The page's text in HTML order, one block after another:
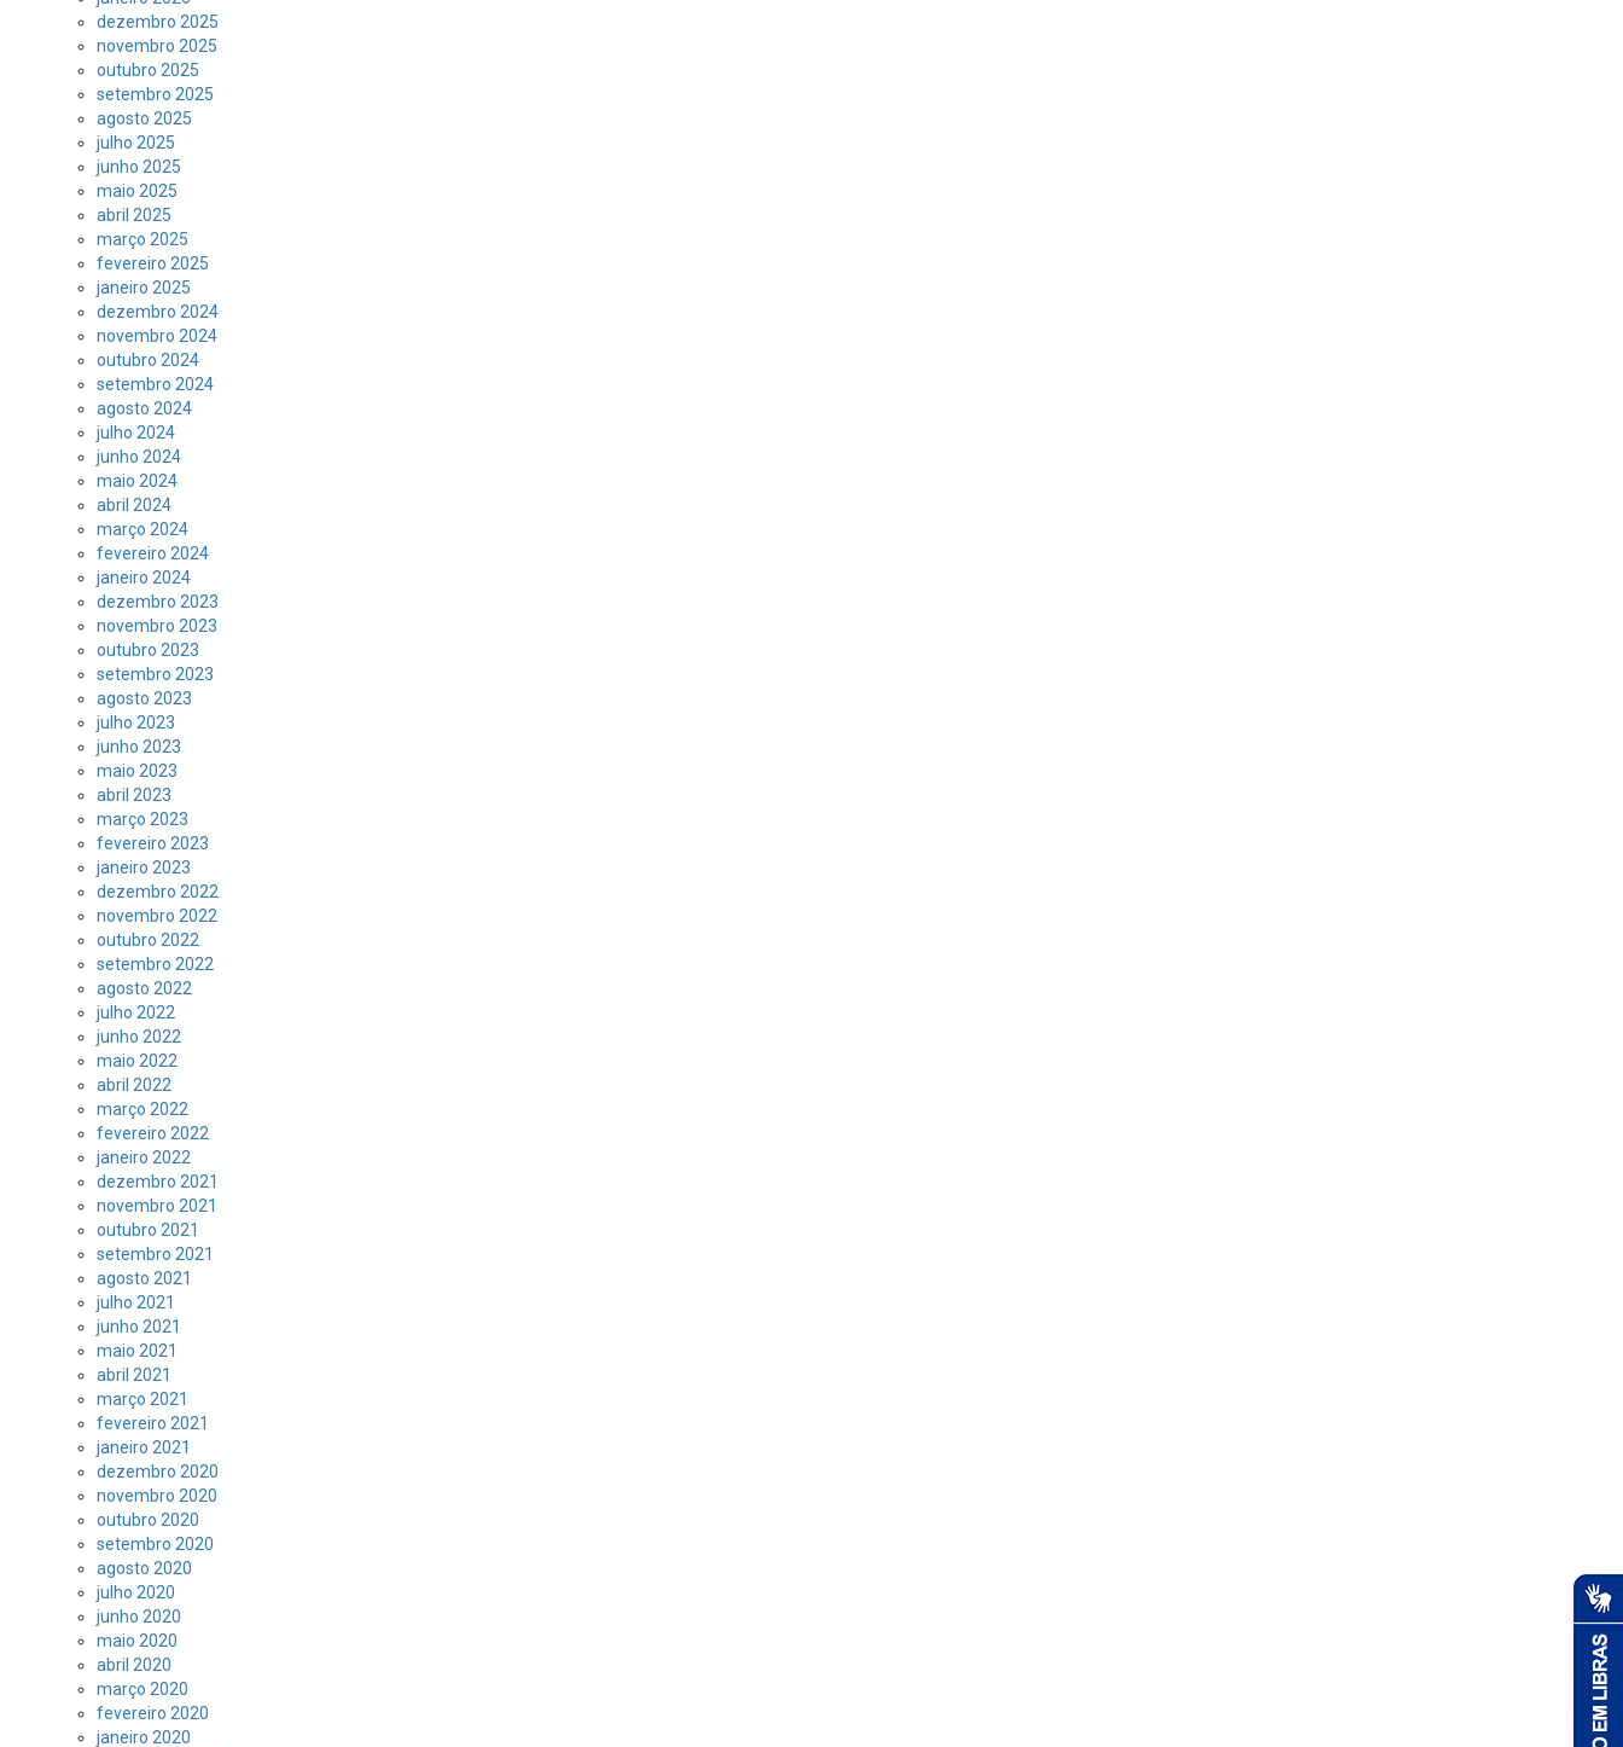
dezembro 2025
novembro 2025
outubro 2025
setembro 2025
agosto 2025
julho 2025
junho 2025
maio 2025
abril 2025
março 2025
fevereiro 2025
janeiro 2025
dezembro 2024
novembro 2024
outubro 2024
setembro 2024
agosto 2024
julho 2024
junho 2024
maio 2024
abril 2024
março 2024
fevereiro 2024
janeiro 2024
dezembro 2023
novembro 2023
outubro 2023
setembro 2023
agosto 2023
julho 2023
junho 2023
maio 2023
abril 2023
março 2023
fevereiro 2023
janeiro 2023
dezembro 2022
novembro 2022
outubro 2022
setembro 2022
agosto 2022
julho 2022
junho 2022
maio 2022
abril 2022
março 2022
fevereiro 2022
janeiro 2022
dezembro 2021
novembro 2021
outubro 2021
setembro 2021
agosto 2021
julho 2021
junho 2021
maio 2021
abril 2021
março 2021
fevereiro 2021
janeiro 2021
dezembro 2020
novembro 2020
outubro 2020
setembro 2020
agosto 2020
julho 2020
junho 2020
maio 2020
abril 2020
março 2020
fevereiro 2020
janeiro 2020